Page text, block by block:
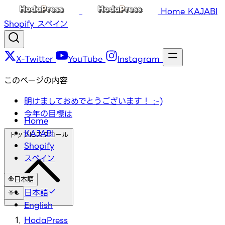
Home KAJABI
Shopify スペイン
X-Twitter YouTube Instagram
Home
KAJABI
Shopify
スペイン
日本語
日本語
English
このページの内容
明けましておめでとうございます！ :-)
今年の目標は
トップにスクロール
HodaPress